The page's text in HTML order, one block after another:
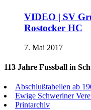
VIDEO | SV
Rostocker HC
7. Mai 2017
113 Jahre Fussball in
Abschlußtabellen ab
Ewige Schweriner
Printarchiv